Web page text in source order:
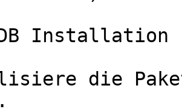
Installation
die